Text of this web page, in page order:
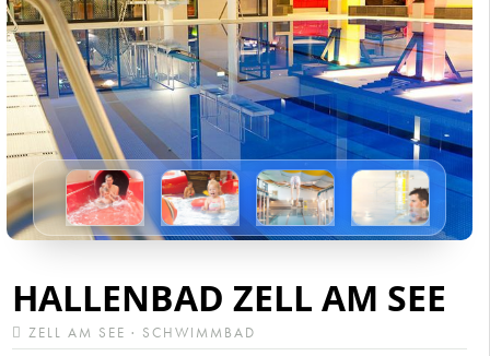
HALLENBAD ZELL AM SEE
ZELL AM SEE · SCHWIMMBAD